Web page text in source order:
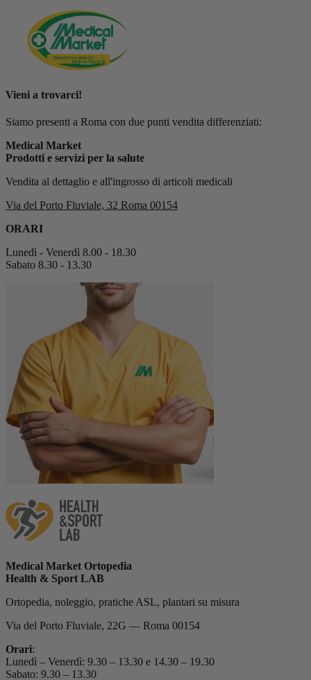
Vieni a trovarci!
Siamo presenti a Roma con due punti vendita differenziati:
Medical Market
Prodotti e servizi per la salute
Vendita al dettaglio e all'ingrosso di articoli medicali
Via del Porto Fluviale, 32 Roma 00154
ORARI
Lunedì - Venerdì 8.00 - 18.30
Sabato 8.30 - 13.30
Medical Market Ortopedia
Health & Sport LAB
Ortopedia, noleggio, pratiche ASL, plantari su misura
Via del Porto Fluviale, 22G — Roma 00154
Orari:
Lunedì – Venerdì: 9.30 – 13.30 e 14.30 – 19.30
Sabato: 9.30 – 13.30